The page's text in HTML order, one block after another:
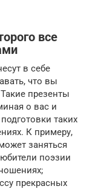
все
в себе
что вы
презенты
о вас и
таких
К примеру,
заняться
поэзии
прекрасных